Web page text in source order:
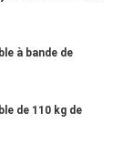
à bande de
de 110 kg de